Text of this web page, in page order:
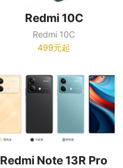
Redmi 10C
Redmi 10C
499元起
Redmi Note 13R Pro